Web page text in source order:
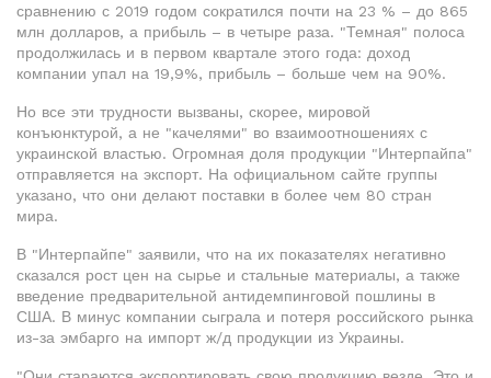
сравнению с 2019 годом сократился почти на 23 % – до 865
млн долларов, а прибыль – в четыре раза. "Темная" полоса
продолжилась и в первом квартале этого года: доход
компании упал на 19,9%, прибыль – больше чем на 90%.
Но все эти трудности вызваны, скорее, мировой
конъюнктурой, а не "качелями" во взаимоотношениях с
украинской властью. Огромная доля продукции "Интерпайпа"
отправляется на экспорт. На официальном сайте группы
указано, что они делают поставки в более чем 80 стран
мира.
В "Интерпайпе" заявили, что на их показателях негативно
сказался рост цен на сырье и стальные материалы, а также
введение предварительной антидeмпинговой пошлины в
США. В минус компании сыграла и потеря российского рынка
из-за эмбарго на импорт ж/д продукции из Украины.